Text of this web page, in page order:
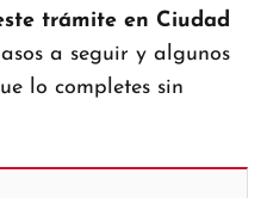
trámite en Ciudad
a seguir y algunos
lo completes sin